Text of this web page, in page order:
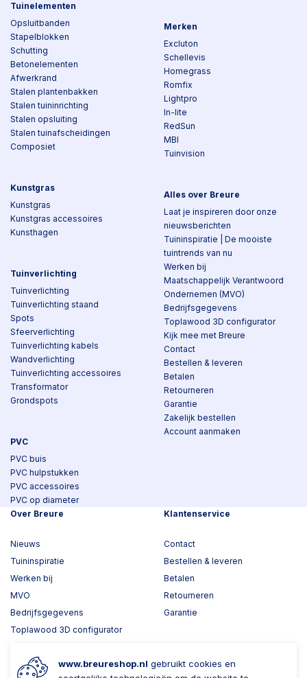
Tuinelementen
Opsluitbanden
Stapelblokken
Schutting
Betonelementen
Afwerkrand
Stalen plantenbakken
Stalen tuininrichting
Stalen opsluiting
Stalen tuinafscheidingen
Composiet
Kunstgras
Kunstgras
Kunstgras accessoires
Kunsthagen
Tuinverlichting
Tuinverlichting
Tuinverlichting staand
Spots
Sfeerverlichting
Tuinverlichting kabels
Wandverlichting
Tuinverlichting accessoires
Transformator
Grondspots
PVC
PVC buis
PVC hulpstukken
PVC accessoires
PVC op diameter
Merken
Excluton
Schellevis
Homegrass
Romfix
Lightpro
In-lite
RedSun
MBI
Tuinvision
Alles over Breure
Laat je inspireren door onze
nieuwsberichten
Tuininspiratie | De mooiste
tuintrends van nu
Werken bij
Maatschappelijk Verantwoord
Ondernemen (MVO)
Bedrijfsgegevens
Toplawood 3D configurator
Kijk mee met Breure
Contact
Bestellen & leveren
Betalen
Retourneren
Garantie
Zakelijk bestellen
Account aanmaken
Over Breure
Nieuws
Tuininspiratie
Werken bij
MVO
Bedrijfsgegevens
Toplawood 3D configurator
Klantenservice
Contact
Bestellen & leveren
Betalen
Retourneren
Garantie
Wil je ons volgen? Zaken doen met Breure
www.breureshop.nl gebruikt cookies en